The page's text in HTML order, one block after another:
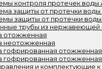
контроля протечек
защиты от протечки воды
защиты от протечки
трубы из нержавеющей
отожженная
неотожженная
гофрированная
гофрированная
и комплектующие